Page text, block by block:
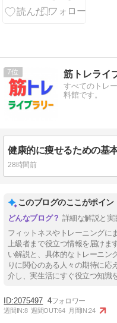
7 筋トレライ
すべてのトレ
料館です。
28時間前
このブログのここがポイン
詳細な解説と実
フィットネスやトレーニングに
上級者まで役立つ情報を届け
い解説と、具体的なトレーニン
りに関心のある人々の期待に応
介し、実生活にすぐ役立つ知識
2075497 4
週間IN:8 週間OUT:64 月間IN:24